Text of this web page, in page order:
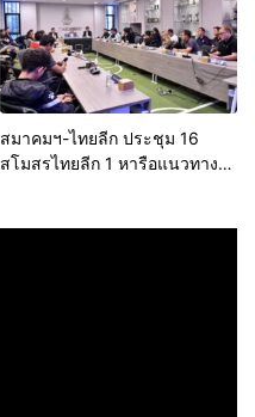
สมาคมฯ-ไทยลีก ประชุม 16
สโมสรไทยลีก 1 หารือแนวทาง